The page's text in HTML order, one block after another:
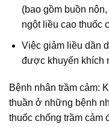
(bao gồm buồn
ngột liều cao thuốc
Việc giảm liều dần
được khuyến khích
Bệnh nhân trầm cảm:
thuần ở những bệnh
thuốc chống trầm cảm